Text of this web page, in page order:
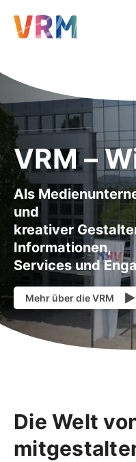
VRM –
Als
und
kreativer
Informationen,
Services und
Mehr über die VRM
Die Welt